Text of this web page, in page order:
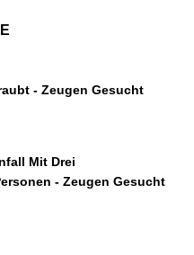
- Zeugen Gesucht
Mit Drei
- Zeugen Gesucht